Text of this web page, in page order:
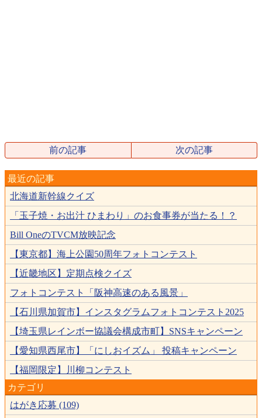
前の記事 次の記事
最近の記事
北海道新幹線クイズ
「玉子焼・お出汁 ひまわり」のお食事券が当たる！？
Bill OneのTVCM放映記念
【東京都】海上公園50周年フォトコンテスト
【近畿地区】定期点検クイズ
フォトコンテスト「阪神高速のある風景」
【石川県加賀市】インスタグラムフォトコンテスト2025
【埼玉県レインボー協議会構成市町】SNSキャンペーン
【愛知県西尾市】「にしおイズム」 投稿キャンペーン
【福岡限定】川柳コンテスト
カテゴリ
はがき応募 (109)